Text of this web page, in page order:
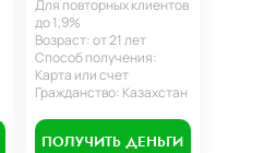
Для повторных клиентов
до 1,9%
Возраст: от 21 лет
Способ получения:
Карта или счет
Гражданство: Казахстан
ПОЛУЧИТЬ ДЕНЬГИ